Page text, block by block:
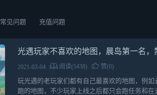
常见问题 充值问题
光遇玩家不喜欢的地图，晨岛第一名，
2021-03-04 阅读(5438) 赞(0)
玩光遇的老玩家们都有自己最喜欢的地图，例
跑的地图，不少玩家上线之后都只会跑任务和